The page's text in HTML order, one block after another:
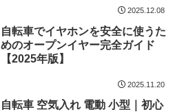
2025.12.08
自転車でイヤホンを安全に使うた
めのオープンイヤー完全ガイド
【2025年版】
2025.11.20
自転車 空気入れ 電動 小型｜初心